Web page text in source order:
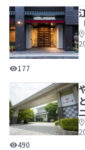
江戸の伝統を引
177
やさしい時間を
490